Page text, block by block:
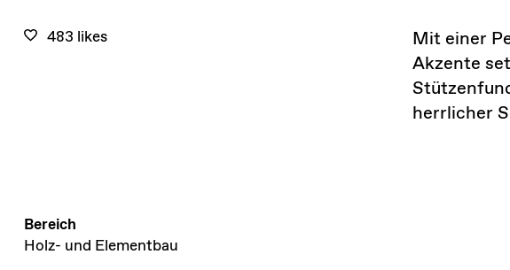
483 likes
Mit einer
Akzente
herrlicher
Bereich
Holz- und Elementbau